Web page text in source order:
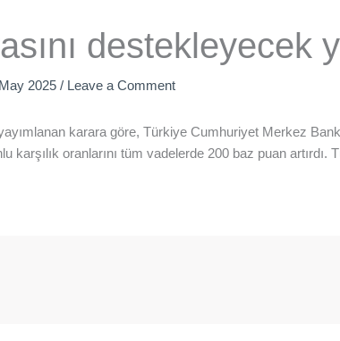
destekleyecek
2025/ Leave a Comment
karara göre, Türkiye Cumhuriyet Merkez
karşılık oranlarını tüm vadelerde 200 baz puan